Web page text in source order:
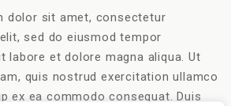
dolor sit amet, consectetur
sed do eiusmod tempor
labore et dolore magna aliqua. Ut
quis nostrud exercitation ullamco
ex ea commodo consequat. Duis